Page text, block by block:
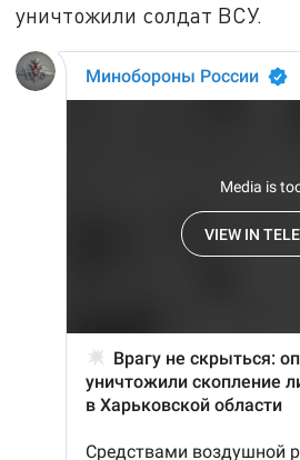
уничтожили солдат ВСУ.